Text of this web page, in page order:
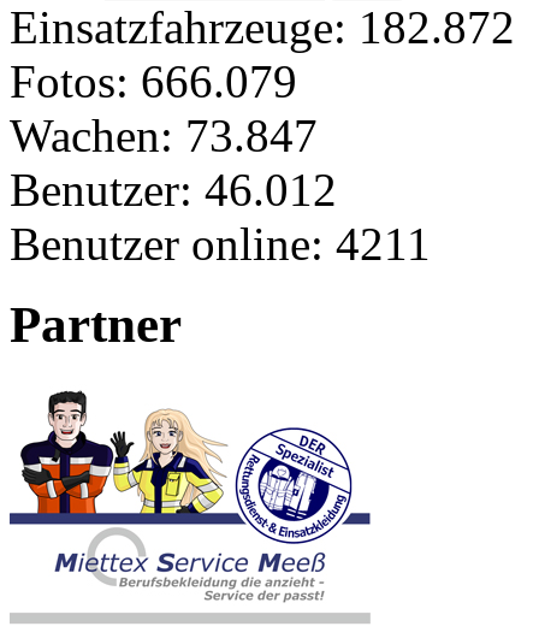
Einsatzfahrzeuge: 182.872
Fotos: 666.079
Wachen: 73.847
Benutzer: 46.012
Benutzer online: 4211
Partner